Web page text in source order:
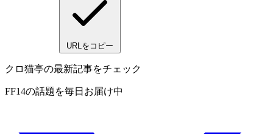
URLをコピー
クロ猫亭の最新記事をチェック
FF14の話題を毎日お届け中